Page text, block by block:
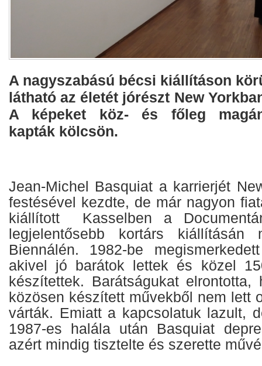
A nagyszabású bécsi kiállításon
látható az életét jórészt New
A képeket köz- és főleg
kapták kölcsön.
Jean-Michel Basquiat a karrierjét
festésével kezdte, de már nagyon
kiállított Kasselben a
legjelentősebb kortárs
Biennálén. 1982-be
akivel jó barátok lettek és közel
készítettek. Barátságukat
közösen készített művekből nem lett
várták. Emiatt a kapcsolatuk lazult,
1987-es halála után Basquiat
azért mindig tisztelte és szerette